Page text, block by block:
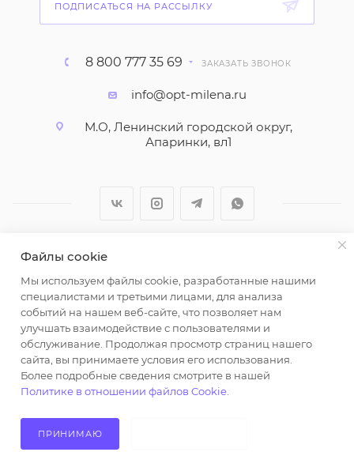
ПОДПИСАТЬСЯ НА РАССЫЛКУ
8 800 777 35 69 ЗАКАЗАТЬ ЗВОНОК
info@opt-milena.ru
М.О, Ленинский городской округ,
Апаринки, вл1
2026 © ООО "Вайт Текстиль групп"
Любая информация на сайте носит справочный
характер и не является публичной офертой
определяемой положениями пункта 2 статьи 437
Гражданского кодекса Российской Федерации.
Использование любых материалов, опубликованных
на https://opt-milena.ru, допустимо только при
наличии письменного разрешения редакции и
активной ссылки на https://opt-milena.ru
Файлы cookie
Мы используем файлы cookie, разработанные нашими
специалистами и третьими лицами, для анализа
событий на нашем веб-сайте, что позволяет нам
улучшать взаимодействие с пользователями и
обслуживание. Продолжая просмотр страниц нашего
сайта, вы принимаете условия его использования.
Более подробные сведения смотрите в нашей
Политике в отношении файлов Cookie
ПРИНИМАЮ